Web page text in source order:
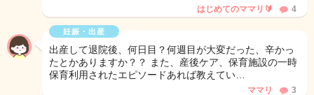
はじめてのママリ🔰 4
妊娠・出産
出産して退院後、何日目？何週目が大変だった、辛かっ
たとかありますか？？ また、産後ケア、保育施設の一時
保育利用されたエピソードあれば教えてい…
ママリ 3